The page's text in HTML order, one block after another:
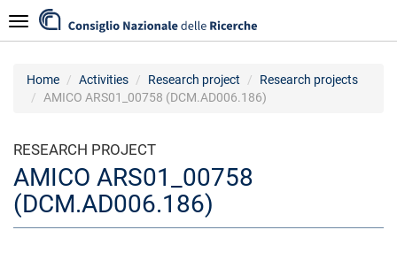
to
main
Navigazione
Home Activities Research project
Research projects
AMICO ARS01_00758 (DCM.AD006.186)
RESEARCH PROJECT
AMICO ARS01_00758
(DCM.AD006.186)